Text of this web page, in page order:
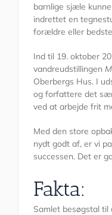
barnlige sjæle
indrettet en
forældre eller
Ind til 19. oktober
vandreudstillingen
Oberbergs Hus. I
og forfattere det
ved at arbejde frit
Med den store
nydt godt af, er vi
successen. Det er
Fakta:
Samlet besøgstal til